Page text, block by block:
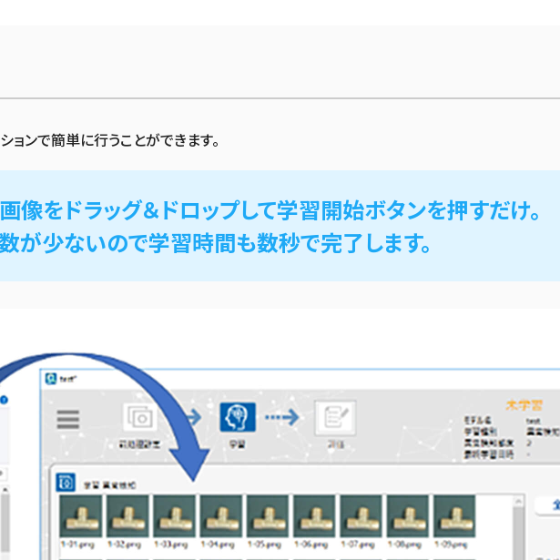
ンで簡単に行うことができます。
像をドラッグ＆ドロップして学習開始ボタンを押すだけ。
が少ないので学習時間も数秒で完了します。